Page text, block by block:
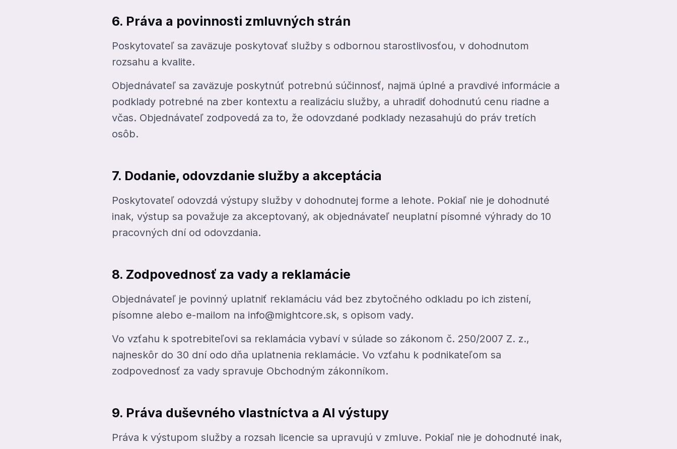
6. Práva a povinnosti zmluvných strán
Poskytovateľ sa zaväzuje poskytovať služby s odbornou starostlivosťou, v dohodnutom
rozsahu a kvalite.
Objednávateľ sa zaväzuje poskytnúť potrebnú súčinnosť, najmä úplné a pravdivé informácie a
podklady potrebné na zber kontextu a realizáciu služby, a uhradiť dohodnutú cenu riadne a
včas. Objednávateľ zodpovedá za to, že odovzdané podklady nezasahujú do práv tretích
osôb.
7. Dodanie, odovzdanie služby a akceptácia
Poskytovateľ odovzdá výstupy služby v dohodnutej forme a lehote. Pokiaľ nie je dohodnuté
inak, výstup sa považuje za akceptovaný, ak objednávateľ neuplatní písomné výhrady do 10
pracovných dní od odovzdania.
8. Zodpovednosť za vady a reklamácie
Objednávateľ je povinný uplatniť reklamáciu vád bez zbytočného odkladu po ich zistení,
písomne alebo e-mailom na info@mightcore.sk, s opisom vady.
Vo vzťahu k spotrebiteľovi sa reklamácia vybaví v súlade so zákonom č. 250/2007 Z. z.,
najneskôr do 30 dní odo dňa uplatnenia reklamácie. Vo vzťahu k podnikateľom sa
zodpovednosť za vady spravuje Obchodným zákonníkom.
9. Práva duševného vlastníctva a AI výstupy
Práva k výstupom služby a rozsah licencie sa upravujú v zmluve. Pokiaľ nie je dohodnuté inak,